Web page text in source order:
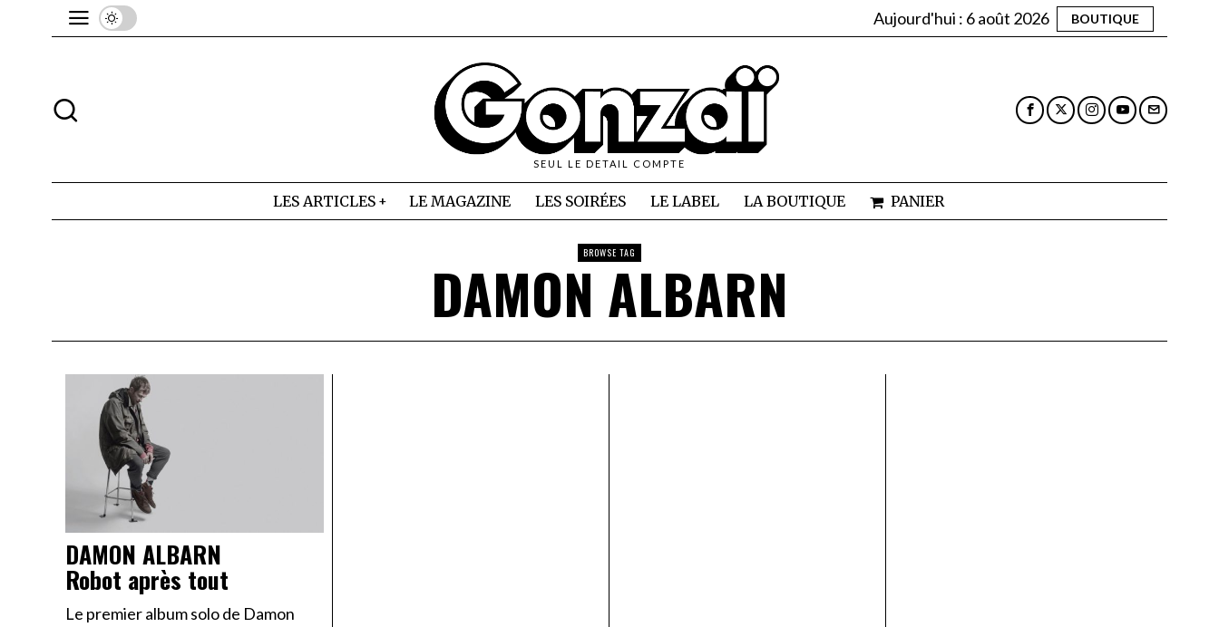
Aujourd'hui : 6 août 2026 BOUTIQUE
SEUL LE DETAIL COMPTE
LES ARTICLES LE MAGAZINE LES SOIRÉES LE LABEL LA BOUTIQUE PANIER
BROWSE TAG
DAMON ALBARN
DAMON ALBARN
Robot après tout
Le premier album solo de Damon